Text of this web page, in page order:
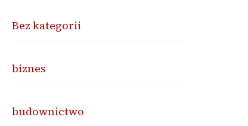
Bez kategorii
biznes
budownictwo